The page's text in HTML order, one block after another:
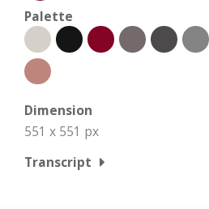
Palette
Dimension
551 x 551 px
Transcript